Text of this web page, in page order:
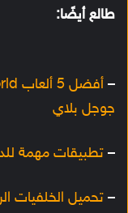
طالع أيضًا:
–
جوجل بلاي
– تطبيقات مهمة
–